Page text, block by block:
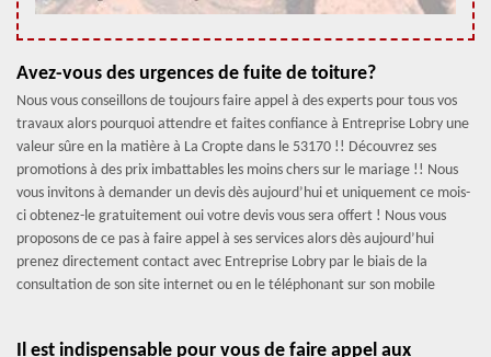
Avez-vous des urgences de fuite de toiture?
Nous vous conseillons de toujours faire appel à des experts pour tous vos
travaux alors pourquoi attendre et faites confiance à Entreprise Lobry une
valeur sûre en la matière à La Cropte dans le 53170 !! Découvrez ses
promotions à des prix imbattables les moins chers sur le mariage !! Nous
vous invitons à demander un devis dès aujourd’hui et uniquement ce mois-
ci obtenez-le gratuitement oui votre devis vous sera offert ! Nous vous
proposons de ce pas à faire appel à ses services alors dès aujourd’hui
prenez directement contact avec Entreprise Lobry par le biais de la
consultation de son site internet ou en le téléphonant sur son mobile
Il est indispensable pour vous de faire appel aux